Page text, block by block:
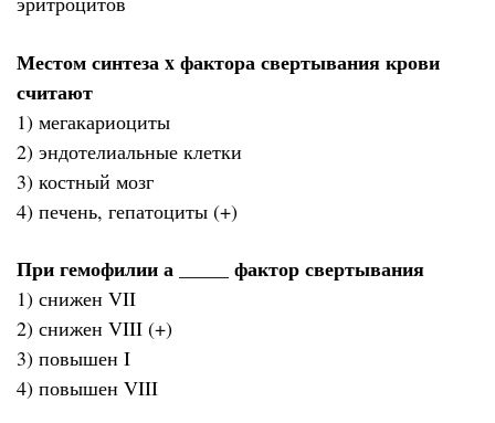
Местом синтеза x фактора свертывания крови
считают
1) мегакариоциты
2) эндотелиальные клетки
3) костный мозг
4) печень, гепатоциты (+)
При гемофилии а _____ фактор свертывания
1) снижен VII
2) снижен VIII (+)
3) повышен I
4) повышен VIII